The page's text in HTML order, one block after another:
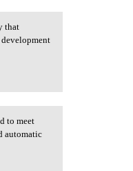
that
to meet
automatic